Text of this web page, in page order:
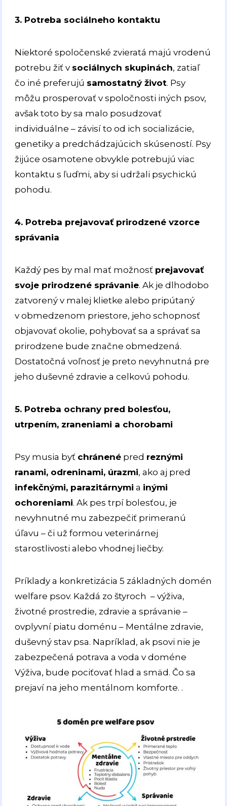
3. Potreba sociálneho kontaktu
Niektoré spoločenské zvieratá majú vrodenú
potrebu žiť v sociálnych skupinách, zatiaľ
čo iné preferujú samostatný život. Psy
môžu prosperovať v spoločnosti iných psov,
avšak toto by sa malo posudzovať
individuálne – závisí to od ich socializácie,
genetiky a predchádzajúcich skúseností. Psy
žijúce osamotene obvykle potrebujú viac
kontaktu s ľuďmi, aby si udržali psychickú
pohodu.
4. Potreba prejavovať prirodzené vzorce
správania
Každý pes by mal mať možnosť prejavovať
svoje prirodzené správanie. Ak je dlhodobo
zatvorený v malej klietke alebo pripútaný
v obmedzenom priestore, jeho schopnosť
objavovať okolie, pohybovať sa a správať sa
prirodzene bude značne obmedzená.
Dostatočná voľnosť je preto nevyhnutná pre
jeho duševné zdravie a celkovú pohodu.
5. Potreba ochrany pred bolesťou,
utrpením, zraneniami a chorobami
Psy musia byť chránené pred reznými
ranami, odreninami, úrazmi, ako aj pred
infekčnými, parazitárnymi a inými
ochoreniami. Ak pes trpí bolesťou, je
nevyhnutné mu zabezpečiť primeranú
úľavu – či už formou veterinárnej
starostlivosti alebo vhodnej liečby.
Príklady a konkretizácia 5 základných domén
welfare psov. Každá zo štyroch – výživa,
životné prostredie, zdravie a správanie –
ovplyvní piatu doménu – Mentálne zdravie,
duševný stav psa. Napríklad, ak psovi nie je
zabezpečená potrava a voda v doméne
Výživa, bude pociťovať hlad a smäd. Čo sa
prejaví na jeho mentálnom komforte. .